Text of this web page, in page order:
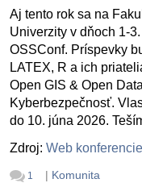
Aj tento rok sa na
Univerzity v dňoch 1-
OSSConf. Príspevky
LATEX, R a ich
Open GIS & Open
Kyberbezpečnosť.
do 10. júna 2026.
Zdroj: Web konferencie
1 | Komunita